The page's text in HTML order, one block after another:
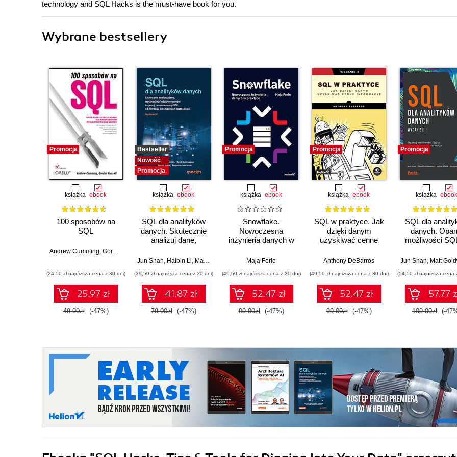
technology and SQL Hacks is the must-have book for you.
Wybrane bestsellery
Promocja
książka ebook
100 sposobów na
SQL
Andrew Cumming, Gordon Russell
(24,50 zł najniższa cena z 30 dni)
25.97 zł
49.00zł (-47%)
Bestseller
Nowość
Promocja
książka ebook
SQL dla analityków
danych. Skutecznie
analizuj dane,
wartościowe wnioski i
zaawansowany SQL
na potrzeby
praktycznych
zastosowań.
Wydanie IV
Jun Shan, Haibin Li, Matt Goldwasser Upom Malik Benjamin Johnston
(39,50 zł najniższa cena z 30 dni)
41.87 zł
79.00zł (-47%)
Promocja
książka ebook
Snowflake.
Nowoczesna
inżynieria danych w
Maja Ferle
(49,50 zł najniższa cena z 30 dni)
52.47 zł
99.00zł (-47%)
Promocja
książka ebook
SQL w praktyce. Jak
dzięki danym
uzyskiwać cenne
II
Anthony DeBarros
(49,50 zł najniższa cena z 30 dni)
52.47 zł
99.00zł (-47%)
Promocja
książka ebook
SQL dla
danych.
możliwości
informacje z
Jun Shan, Matt
(54,50 zł najniższa cena
57.77
109.00zł (-